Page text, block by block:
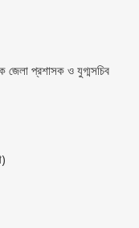
জেলা প্রশাসক ও যুগ্মসচিব